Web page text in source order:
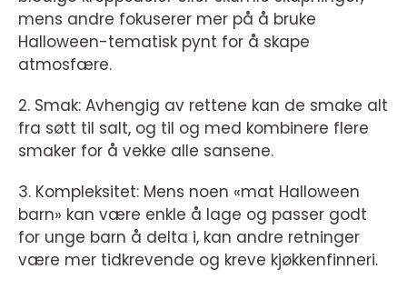
mens andre fokuserer mer på å bruke
Halloween-tematisk pynt for å skape
atmosfære.
2. Smak: Avhengig av rettene kan de smake alt
fra søtt til salt, og til og med kombinere flere
smaker for å vekke alle sansene.
3. Kompleksitet: Mens noen «mat Halloween
barn» kan være enkle å lage og passer godt
for unge barn å delta i, kan andre retninger
være mer tidkrevende og kreve kjøkkenfinneri.